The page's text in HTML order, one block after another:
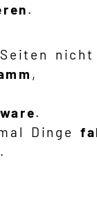
.
nicht
,
.
Dinge